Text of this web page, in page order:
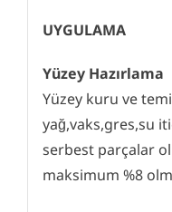
UYGULAMA
Yüzey Hazırlama
Yüzey kuru ve
yağ,vaks,gres,su
serbest parçalar
maksimum %8